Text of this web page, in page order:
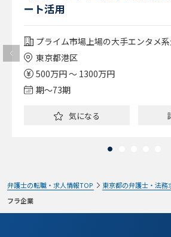
ート活用
プライム市場上場の大手エンタメ
東京都港区
500万円 ～ 1300万円
期〜73期
気になる
弁護士の転職・求人情報TOP 東京都の弁護士・法務
フラ企業